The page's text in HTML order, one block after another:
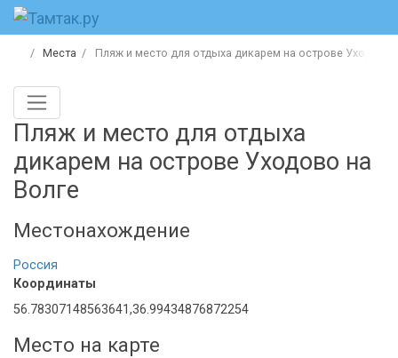
Места Пляж и место для отдыха дикарем на острове Уходово
Пляж и место для отдыха
дикарем на острове Уходово на
Волге
Местонахождение
Россия
Координаты
56.78307148563641,36.99434876872254
Место на карте